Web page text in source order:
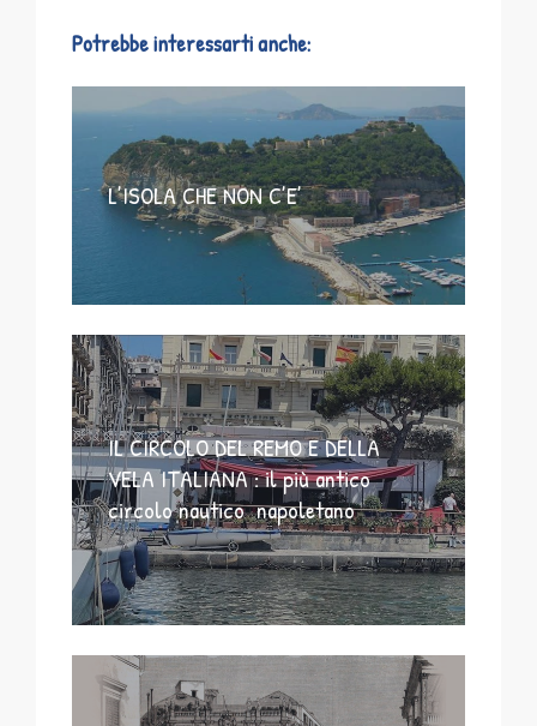
Potrebbe interessarti anche:
L’ISOLA CHE NON C’E’
IL CIRCOLO DEL REMO E DELLA
VELA ITALIANA : il più antico
circolo nautico napoletano